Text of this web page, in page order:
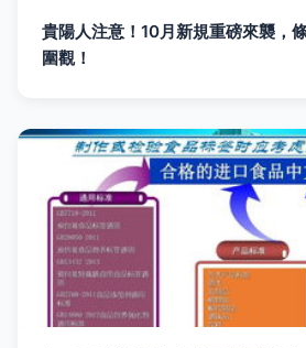
貴陽人注意！10月新規重磅來襲，
圍觀！